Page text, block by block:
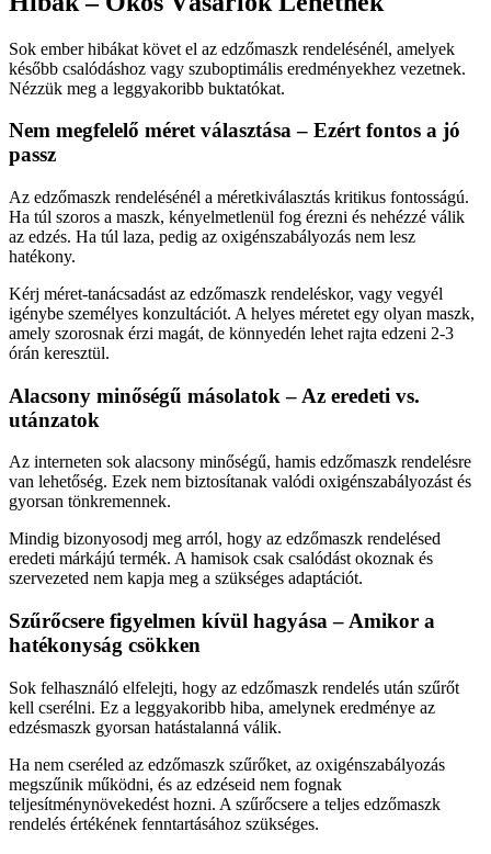
Sok ember hibákat követ el az edzőmaszk rendelésénél, amelyek
később csalódáshoz vagy szuboptimális eredményekhez vezetnek.
Nézzük meg a leggyakoribb buktatókat.
Nem megfelelő méret választása – Ezért fontos a jó
passz
Az edzőmaszk rendelésénél a méretkiválasztás kritikus fontosságú.
Ha túl szoros a maszk, kényelmetlenül fog érezni és nehézzé válik
az edzés. Ha túl laza, pedig az oxigénszabályozás nem lesz
hatékony.
Kérj méret-tanácsadást az edzőmaszk rendeléskor, vagy vegyél
igénybe személyes konzultációt. A helyes méretet egy olyan maszk,
amely szorosnak érzi magát, de könnyedén lehet rajta edzeni 2-3
órán keresztül.
Alacsony minőségű másolatok – Az eredeti vs.
utánzatok
Az interneten sok alacsony minőségű, hamis edzőmaszk rendelésre
van lehetőség. Ezek nem biztosítanak valódi oxigénszabályozást és
gyorsan tönkremennek.
Mindig bizonyosodj meg arról, hogy az edzőmaszk rendelésed
eredeti márkájú termék. A hamisok csak csalódást okoznak és
szervezeted nem kapja meg a szükséges adaptációt.
Szűrőcsere figyelmen kívül hagyása – Amikor a
hatékonyság csökken
Sok felhasználó elfelejti, hogy az edzőmaszk rendelés után szűrőt
kell cserélni. Ez a leggyakoribb hiba, amelynek eredménye az
edzésmaszk gyorsan hatástalanná válik.
Ha nem cseréled az edzőmaszk szűrőket, az oxigénszabályozás
megszűnik működni, és az edzéseid nem fognak
teljesítménynövekedést hozni. A szűrőcsere a teljes edzőmaszk
rendelés értékének fenntartásához szükséges.